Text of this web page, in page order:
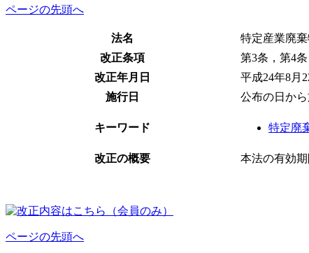
ページの先頭へ
法名
特定産業廃
改正条項
第3条，第4条
改正年月日
平成24年8月
施行日
公布の日か
キーワード 特定廃
改正の概要 本法の有効
ページの先頭へ